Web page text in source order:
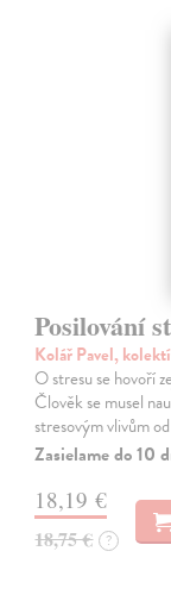
Posilování
Kolář Pavel,
O stresu se hovoří
Člověk se musel
stresovým vlivům
Zasielame do 10
18,19 €
18,75 € ?